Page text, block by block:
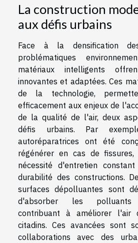
La construction
aux défis urbains
Face à la densification
problématiques
matériaux intelligents
innovantes et adaptées. Ces
de la technologie,
efficacement aux enjeux de
de la qualité de l'air, deux
défis urbains. Par
autoréparatrices ont été
régénérer en cas de
nécessité d'entretien
durabilité des constructions.
surfaces dépolluantes sont
d'absorber les polluants
contribuant à améliorer l'air
citadins. Ces avancées sont
collaborations avec des